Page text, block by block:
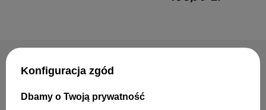
Lampa wisząca Firenze z abażurem do
Konfiguracja zgód
Dbamy o Twoją prywatność